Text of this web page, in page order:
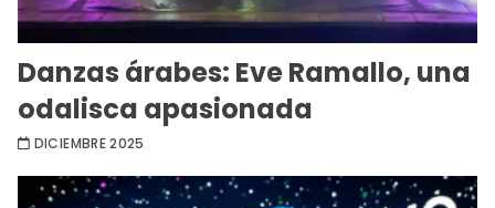
Danzas árabes: Eve Ramallo, una
odalisca apasionada
DICIEMBRE 2025